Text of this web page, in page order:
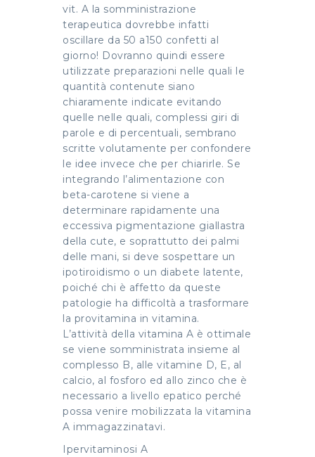
vit. A la somministrazione
terapeutica dovrebbe infatti
oscillare da 50 a150 confetti al
giorno! Dovranno quindi essere
utilizzate preparazioni nelle quali le
quantità contenute siano
chiaramente indicate evitando
quelle nelle quali, complessi giri di
parole e di percentuali, sembrano
scritte volutamente per confondere
le idee invece che per chiarirle. Se
integrando l’alimentazione con
beta-carotene si viene a
determinare rapidamente una
eccessiva pigmentazione giallastra
della cute, e soprattutto dei palmi
delle mani, si deve sospettare un
ipotiroidismo o un diabete latente,
poiché chi è affetto da queste
patologie ha difficoltà a trasformare
la provitamina in vitamina.
L’attività della vitamina A è ottimale
se viene somministrata insieme al
complesso B, alle vitamine D, E, al
calcio, al fosforo ed allo zinco che è
necessario a livello epatico perché
possa venire mobilizzata la vitamina
A immagazzinatavi.
Ipervitaminosi A